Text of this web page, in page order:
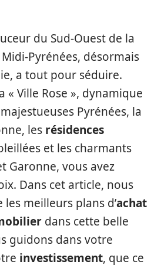
du Sud-Ouest de la
Pyrénées, désormais
a tout pour séduire.
« Ville Rose », dynamique
Pyrénées, la
les résidences
et les charmants
Garonne, vous avez
Dans cet article, nous
les meilleurs plans d’achat
dans cette belle
guidons dans votre
investissement, que ce